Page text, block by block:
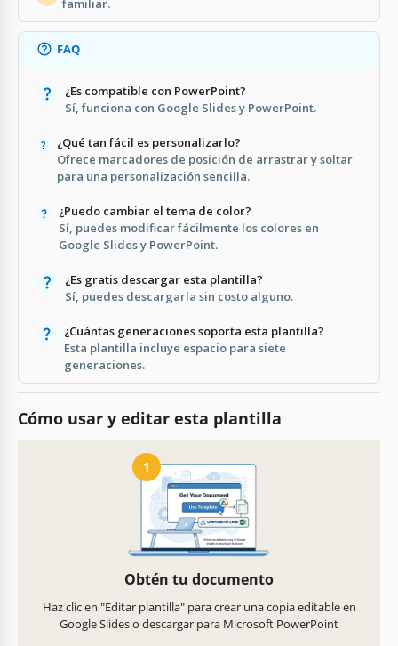
FAQ
¿Es compatible con PowerPoint?
Sí, funciona con Google Slides y PowerPoint.
¿Qué tan fácil es personalizarlo?
Ofrece marcadores de posición de arrastrar y soltar
para una personalización sencilla.
¿Puedo cambiar el tema de color?
Sí, puedes modificar fácilmente los colores en
Google Slides y PowerPoint.
¿Es gratis descargar esta plantilla?
Sí, puedes descargarla sin costo alguno.
¿Cuántas generaciones soporta esta plantilla?
Esta plantilla incluye espacio para siete
generaciones.
Cómo usar y editar esta plantilla
1
Obtén tu documento
Haz clic en "Editar plantilla" para crear una copia editable en
Google Slides o descargar para Microsoft PowerPoint